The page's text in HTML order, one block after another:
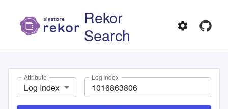
Rekor
Search
Attribute
Log Index
Log Index